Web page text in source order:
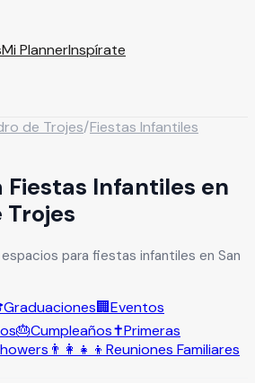
Mi PlannerInspírate
de Trojes/Fiestas Infantiles
Fiestas Infantiles en
Trojes
para fiestas infantiles en San
Graduaciones🏢Eventos
🎂Cumpleaños✝️Primeras
👨‍👩‍👧‍👦 Reuniones Familiares